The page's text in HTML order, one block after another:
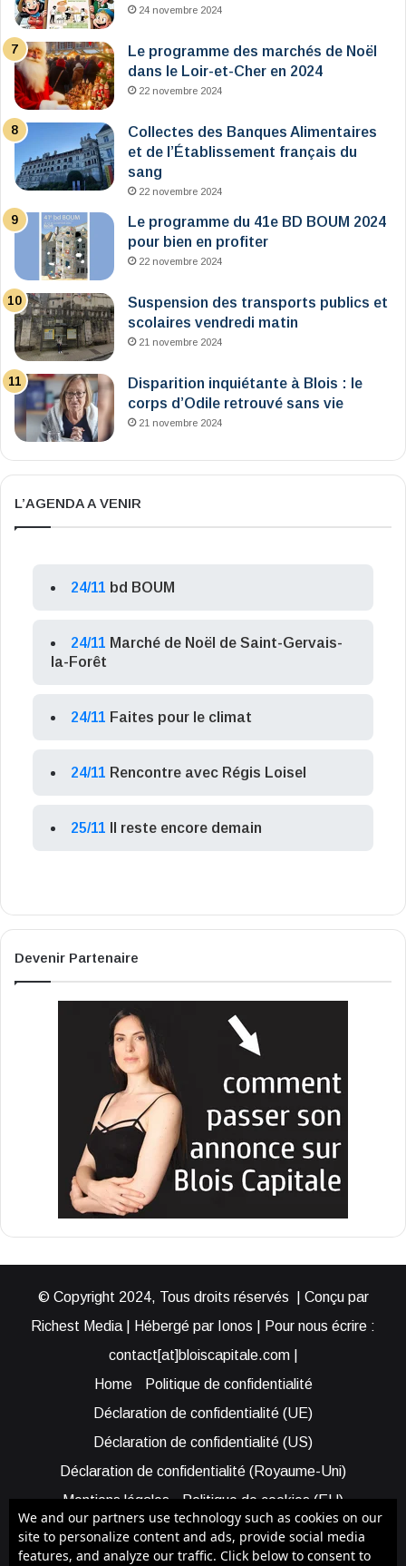
24 novembre 2024
Le programme des marchés de Noël
dans le Loir-et-Cher en 2024
22 novembre 2024
Collectes des Banques Alimentaires
et de l’Établissement français du
sang
22 novembre 2024
Le programme du 41e BD BOUM 2024
pour bien en profiter
22 novembre 2024
Suspension des transports publics et
scolaires vendredi matin
21 novembre 2024
Disparition inquiétante à Blois : le
corps d’Odile retrouvé sans vie
21 novembre 2024
L’AGENDA A VENIR
24/11 bd BOUM
24/11 Marché de Noël de Saint-Gervais-
la-Forêt
24/11 Faites pour le climat
24/11 Rencontre avec Régis Loisel
25/11 Il reste encore demain
Devenir Partenaire
© Copyright 2024, Tous droits réservés | Conçu par
Richest Media | Hébergé par Ionos | Pour nous écrire :
contact[at]bloiscapitale.com |
Home
Politique de confidentialité
Déclaration de confidentialité (UE)
Déclaration de confidentialité (US)
Déclaration de confidentialité (Royaume-Uni)
Mentions légales
Politique de cookies (EU)
Cookie Policy (AUS)
Cookie Policy (US)
Qui sommes-nous ?
Participer à Blois Capitale
We and our partners use technology such as cookies on our
site to personalize content and ads, provide social media
features, and analyze our traffic. Click below to consent to